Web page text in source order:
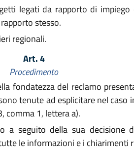
legati da rapporto di
stesso.
regionali.
Art. 4
Procedimento
fondatezza del reclamo
tenute ad esplicitare nel
comma 1, lettera a).
a seguito della sua decisione
le informazioni e i chiarimenti